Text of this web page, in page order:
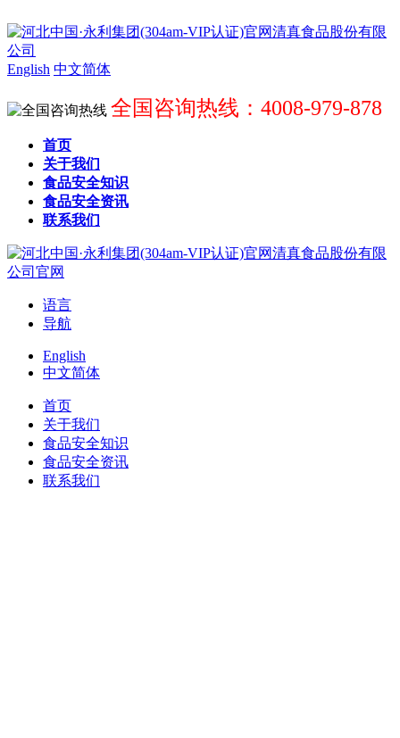
English 中文简体
全国咨询热线：4008-979-878
首页
关于我们
食品安全知识
食品安全资讯
联系我们
语言
导航
English
中文简体
首页
关于我们
食品安全知识
食品安全资讯
联系我们